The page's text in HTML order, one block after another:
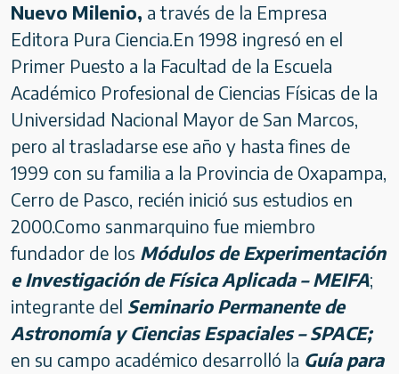
Nuevo Milenio, a través de la Empresa
Editora Pura Ciencia.En 1998 ingresó en el
Primer Puesto a la Facultad de la Escuela
Académico Profesional de Ciencias Físicas de la
Universidad Nacional Mayor de San Marcos,
pero al trasladarse ese año y hasta fines de
1999 con su familia a la Provincia de Oxapampa,
Cerro de Pasco, recién inició sus estudios en
2000.Como sanmarquino fue miembro
fundador de los Módulos de Experimentación
e Investigación de Física Aplicada – MEIFA;
integrante del Seminario Permanente de
Astronomía y Ciencias Espaciales – SPACE;
en su campo académico desarrolló la Guía para